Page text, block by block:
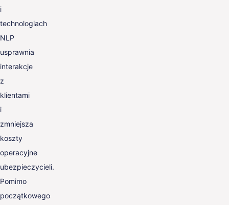
i
technologiach
NLP
usprawnia
interakcje
z
klientami
i
zmniejsza
koszty
operacyjne
ubezpieczycieli.
Pomimo
początkowego